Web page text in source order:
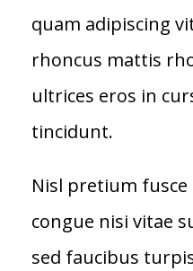
quam adipiscing
rhoncus mattis
ultrices eros in
tincidunt.
Nisl pretium
congue nisi vitae
sed faucibus